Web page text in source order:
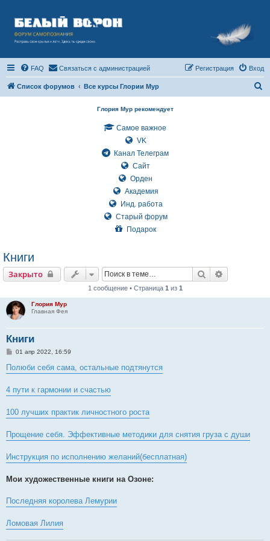
FAQ Связаться с администрацией Вход
Регистрация
Список форумов Все курсы Глории Мур
Глория Мур рекомендует
Самое важное
VK
Канал Телеграм
Сайт
Орден
Академия
Инд. работа
Старый форум
Подарок
Книги
Закрыто Поиск
1 сообщение • Страница 1 из 1
Глория Мур
Главная Фея
Книги
С
о
б
е
н
е
01 апр 2022, 16:59
Полюби себя сама, остальные подтянутся
4 пути к гармонии и счастью
100 лучших практик личностного роста
Прощение себя. Эффективные методики для снятия груза с души
Инструкция по исполнению желаний(бесплатная)
Мои художественные книги на Озоне:
Последняя королева Лемурии
Ломовая Лилия